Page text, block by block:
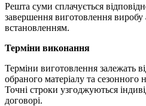
Решта суми сплачується
завершення виготовлення виробу
встановленням.
Терміни виконання
Терміни виготовлення залежать
обраного матеріалу та
Точні строки узгоджуються
договорі.